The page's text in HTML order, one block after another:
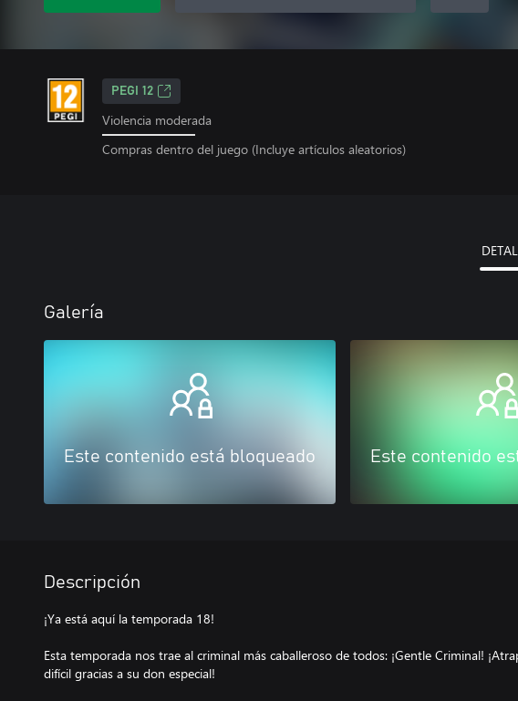
PEGI 12
Violencia moderada
Compras dentro del juego (Incluye artículos aleatorios)
Galería
Este contenido está bloqueado Este contenido
Descripción
¡Ya está aquí la temporada 18!
Esta temporada nos trae al criminal más caballeroso de todos: ¡Gentle Criminal!
difícil gracias a su don especial!